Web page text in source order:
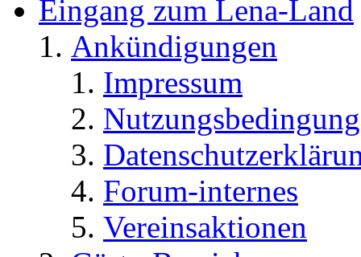
Eingang zum Lena-Land
Ankündigungen
Impressum
Forum-internes
Vereinsaktionen